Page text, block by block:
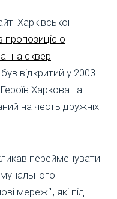
Харківської
пропозицією
на сквер
відкритий у 2003
Харкова та
на честь дружніх
перейменувати
мережі", які під